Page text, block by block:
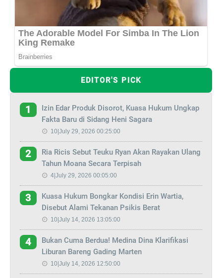
EDITOR'S PICK
1
Izin Edar Produk Disorot, Kuasa Hukum Ungkap
Fakta Baru di Sidang Heni Sagara
10|July 29, 2026 00:25:00
2
Ria Ricis Sebut Teuku Ryan Akan Rayakan Ulang
Tahun Moana Secara Terpisah
4|July 29, 2026 00:05:00
3
Kuasa Hukum Bongkar Kondisi Erin Wartia,
Disebut Alami Tekanan Psikis Berat
10|July 14, 2026 13:05:00
4
Bukan Cuma Berdua! Medina Dina Klarifikasi
Liburan Bareng Gading Marten
10|July 14, 2026 12:50:00